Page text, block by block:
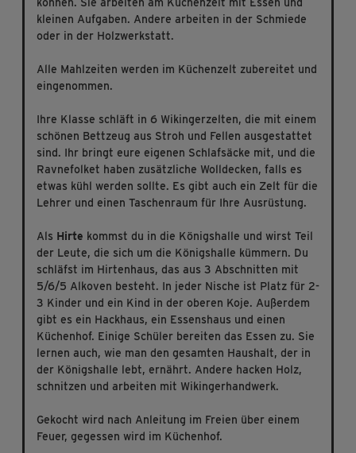
können. Sie arbeiten am Küchenzelt mit Essen und
kleinen Aufgaben. Andere arbeiten in der Schmiede
oder in der Holzwerkstatt.
Alle Mahlzeiten werden im Küchenzelt zubereitet und
eingenommen.
Ihre Klasse schläft in 6 Wikingerzelten, die mit einem
schönen Bettzeug aus Stroh und Fellen ausgestattet
sind. Ihr bringt eure eigenen Schlafsäcke mit, und die
Ravnefolket haben zusätzliche Wolldecken, falls es
etwas kühl werden sollte. Es gibt auch ein Zelt für die
Lehrer und einen Taschenraum für Ihre Ausrüstung.
Als Hirte kommst du in die Königshalle und wirst Teil
der Leute, die sich um die Königshalle kümmern. Du
schläfst im Hirtenhaus, das aus 3 Abschnitten mit
5/6/5 Alkoven besteht. In jeder Nische ist Platz für 2-
3 Kinder und ein Kind in der oberen Koje. Außerdem
gibt es ein Hackhaus, ein Essenshaus und einen
Küchenhof. Einige Schüler bereiten das Essen zu. Sie
lernen auch, wie man den gesamten Haushalt, der in
der Königshalle lebt, ernährt. Andere hacken Holz,
schnitzen und arbeiten mit Wikingerhandwerk.
Gekocht wird nach Anleitung im Freien über einem
Feuer, gegessen wird im Küchenhof.